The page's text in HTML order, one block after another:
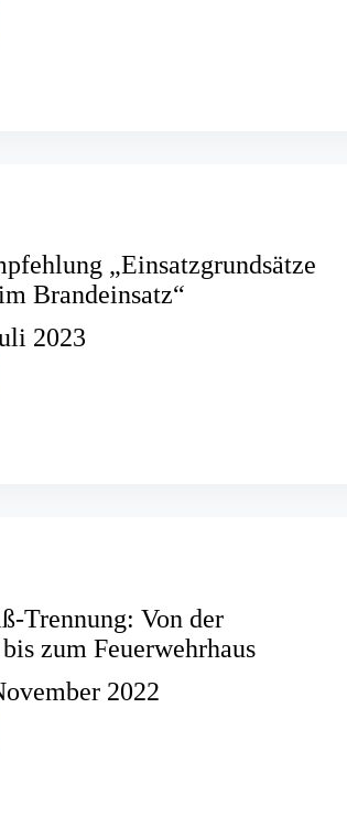
„Einsatzgrundsätze
Brandeinsatz“
2023
Trennung: Von der
zum Feuerwehrhaus
2022